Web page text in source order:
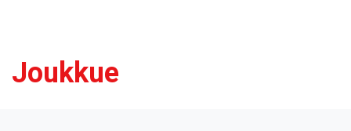
Joukkue